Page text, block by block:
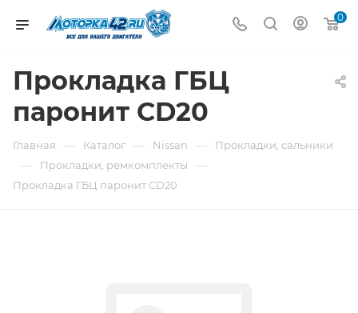
0
Прокладка ГБЦ
паронит CD20
Главная — Каталог — Nissan — Прокладки, сальники
— Прокладки, ремкомплекты —
Прокладка ГБЦ паронит CD20